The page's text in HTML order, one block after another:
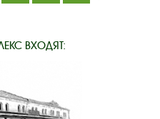
ВХОДЯТ: